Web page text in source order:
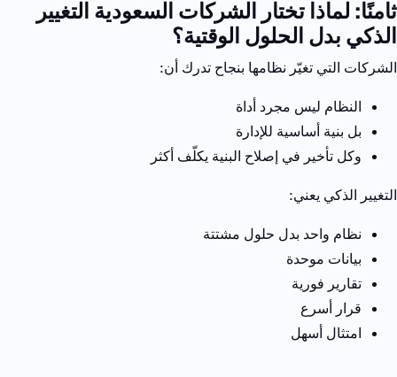
ثامنًا: لماذا تختار الشركات السعودية التغيير
الذكي بدل الحلول الوقتية؟
الشركات التي تغيّر نظامها بنجاح تدرك أن:
النظام ليس مجرد أداة
بل بنية أساسية للإدارة
وكل تأخير في إصلاح البنية يكلّف أكثر
التغيير الذكي يعني:
نظام واحد بدل حلول مشتتة
بيانات موحدة
تقارير فورية
قرار أسرع
امتثال أسهل